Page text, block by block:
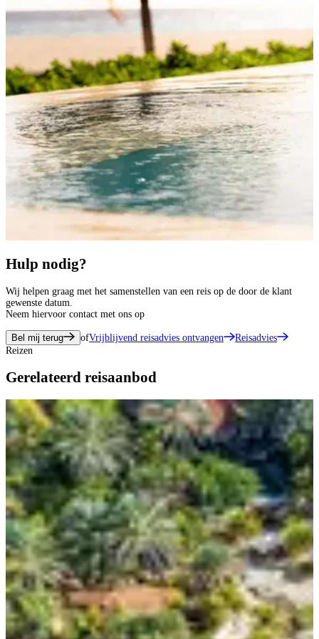
Hulp nodig?
Wij helpen graag met het samenstellen van een reis op de door de klant
gewenste datum.
Neem hiervoor contact met ons op
Bel mij terug ofVrijblijvend reisadvies ontvangen
Reisadvies
Reizen
Gerelateerd reisaanbod